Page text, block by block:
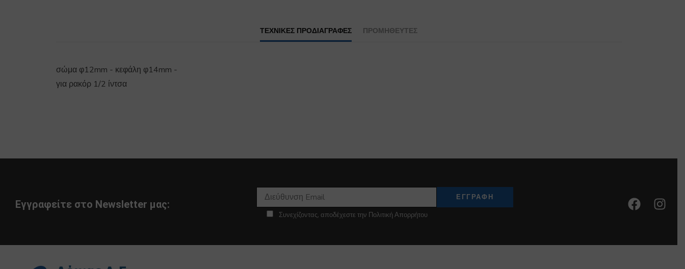
ΤΕΧΝΙΚΕΣ ΠΡΟΔΙΑΓΡΑΦΕΣ ΠΡΟΜΗΘΕΥΤΕΣ
σώμα φ12mm - κεφάλη φ14mm -
για ρακόρ 1/2 ίντσα
Εγγραφείτε στο Newsletter μας:
Συνεχίζοντας, αποδέχεστε την Πολιτική Απορρήτου